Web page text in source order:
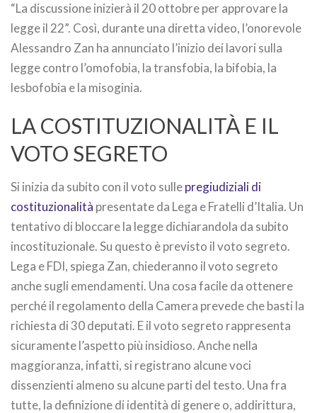
“La discussione inizierà il 20 ottobre per approvare la
legge il 22”. Così, durante una diretta video, l’onorevole
Alessandro Zan ha annunciato l’inizio dei lavori sulla
legge contro l’omofobia, la transfobia, la bifobia, la
lesbofobia e la misoginia.
LA COSTITUZIONALITÀ E IL
VOTO SEGRETO
Si inizia da subito con il voto sullepregiudiziali di
costituzionalità presentate da Lega e Fratelli d’Italia. Un
tentativo di bloccare la legge dichiarandola da subito
incostituzionale. Su questo è previsto il voto segreto.
Lega e FDI, spiega Zan, chiederanno il voto segreto
anche sugli emendamenti. Una cosa facile da ottenere
perché il regolamento della Camera prevede che basti la
richiesta di 30 deputati. E il voto segreto rappresenta
sicuramente l’aspetto più insidioso. Anche nella
maggioranza, infatti, si registrano alcune voci
dissenzienti almeno su alcune parti del testo. Una fra
tutte, la definizione di identità di genere o, addirittura,